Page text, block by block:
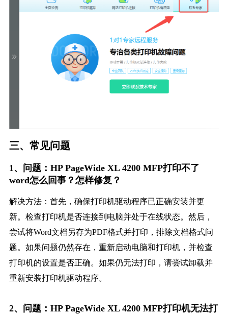
三、常见问题
1、问题：HP PageWide XL 4200 MFP打印不了
word怎么回事？怎样修复？
解决方法：首先，确保打印机驱动程序已正确安装并更
新。检查打印机是否连接到电脑并处于在线状态。然后，
尝试将Word文档另存为PDF格式并打印，排除文档格式问
题。如果问题仍然存在，重新启动电脑和打印机，并检查
打印机的设置是否正确。如果仍无法打印，请尝试卸载并
重新安装打印机驱动程序。
2、问题：HP PageWide XL 4200 MFP打印机无法打